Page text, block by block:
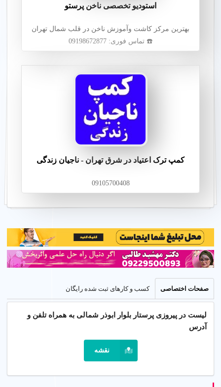
استودیو تخصصی ناخن پرستو
بهترین مرکز کاشت وآموزش ناخن در قلب شمال تهران
☎️ تماس فوری: 09198672877
کمپ ترک اعتیاد در شرق تهران - ناجیان زندگی
09105700408
صفحات اختصاصی کسب و کارهای ثبت شده رایگان
لیست در پیروزی پرستار بلوار ابوذر شمالی به همراه تلفن و
آدرس
نقشه